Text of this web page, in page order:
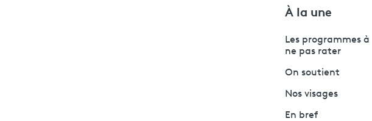
À la une
Les programmes à
ne pas rater
On soutient
Nos visages
En bref